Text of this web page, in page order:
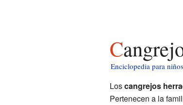
Enciclopedia para niños
Loscangrejos
Pertenecen a la